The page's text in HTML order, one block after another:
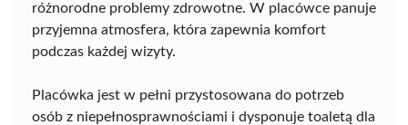
różnorodne problemy zdrowotne. W placówce panuje
przyjemna atmosfera, która zapewnia komfort
podczas każdej wizyty.
Placówka jest w pełni przystosowana do potrzeb
osób z niepełnosprawnościami i dysponuje toaletą dla